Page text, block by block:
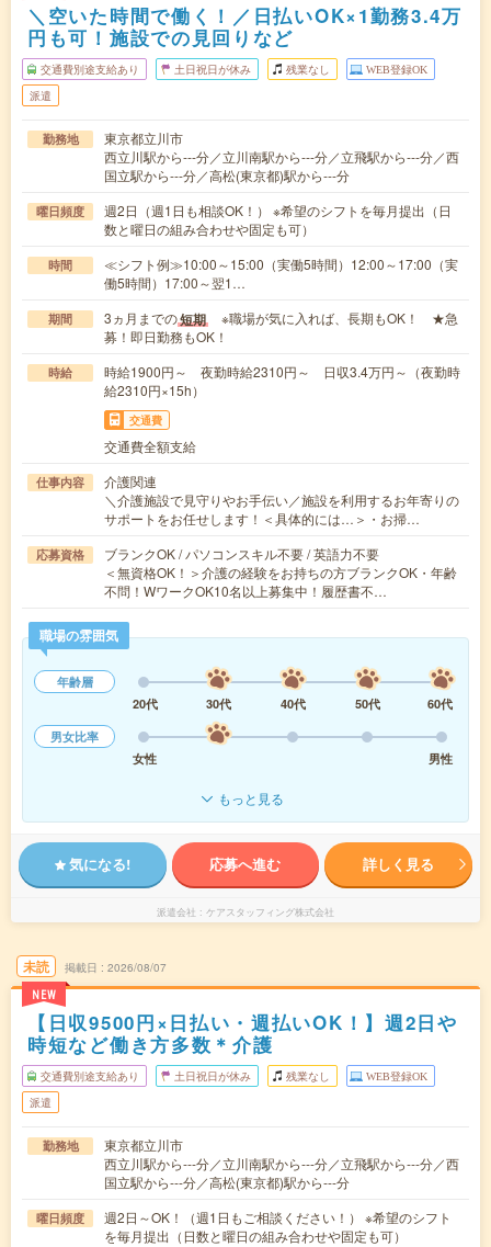
＼空いた時間で働く！／日払いOK×1勤務3.4万
円も可！施設での見回りなど
交通費別途支給あり 土日祝日が休み 残業なし WEB登録OK
派遣
勤務地
東京都立川市
西立川駅から---分／立川南駅から---分／立飛駅から---分／西
国立駅から---分／高松(東京都)駅から---分
曜日頻度
週2日（週1日も相談OK！） ※希望のシフトを毎月提出（日
数と曜日の組み合わせや固定も可）
時間
≪シフト例≫10:00～15:00（実働5時間）12:00～17:00（実
働5時間）17:00～翌1…
期間 3ヵ月までの短期
※職場が気に入れば、長期もOK！ ★急
募！即日勤務もOK！
時給
時給1900円～ 夜勤時給2310円～ 日収3.4万円～（夜勤時
給2310円×15h）
交通費
交通費全額支給
仕事内容
介護関連
＼介護施設で見守りやお手伝い／施設を利用するお年寄りの
サポートをお任せします！＜具体的には…＞・お掃…
応募資格
ブランクOK / パソコンスキル不要 / 英語力不要
＜無資格OK！＞介護の経験をお持ちの方ブランクOK・年齢
不問！WワークOK10名以上募集中！履歴書不…
職場の雰囲気
年齢層
20代
30代 40代 50代
60代
男女比率
女性
男性
もっと見る
気になる! 応募へ進む 詳しく見る
派遣会社 ケアスタッフィング株式会社
未読
NEW
掲載日 2026/08/07
【日収9500円×日払い・週払いOK！】週2日や
時短など働き方多数＊介護
交通費別途支給あり 土日祝日が休み 残業なし WEB登録OK
派遣
勤務地
東京都立川市
西立川駅から---分／立川南駅から---分／立飛駅から---分／西
国立駅から---分／高松(東京都)駅から---分
曜日頻度
週2日～OK！（週1日もご相談ください！） ※希望のシフト
を毎月提出（日数と曜日の組み合わせや固定も可）